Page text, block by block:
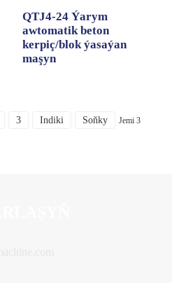
QTJ4-24 Ýarym
awtomatik beton
kerpiç/blok ýasaýan
maşyn
3 Indiki Soňky Jemi 3